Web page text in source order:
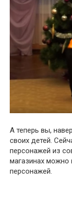
А теперь вы,
своих детей.
персонажей из
магазинах можно
персонажей.